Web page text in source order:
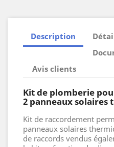
Description
Avis clients
Kit de plomberie
2 panneaux solaires
Kit de raccordement
panneaux solaires
de raccords vendus